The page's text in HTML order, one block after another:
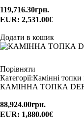
119,716.30грн.
EUR: 2,531.00€
Додати в кошик
Порівняти
Категорії:Камінні топки
КАМІННА ТОПКА
88,924.00грн.
EUR: 1,880.00€